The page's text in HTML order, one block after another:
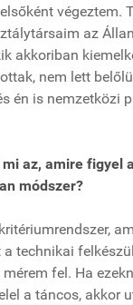
végeztem.
az
akkoriban
nem lett
én is nemzetközi
az, amire figyel
módszer?
technikai
fel. Ha
a táncos, akkor